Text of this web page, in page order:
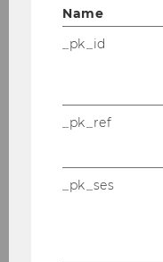
International
Cultural
Conferences
Name
_pk_id
_pk_ref
_pk_ses